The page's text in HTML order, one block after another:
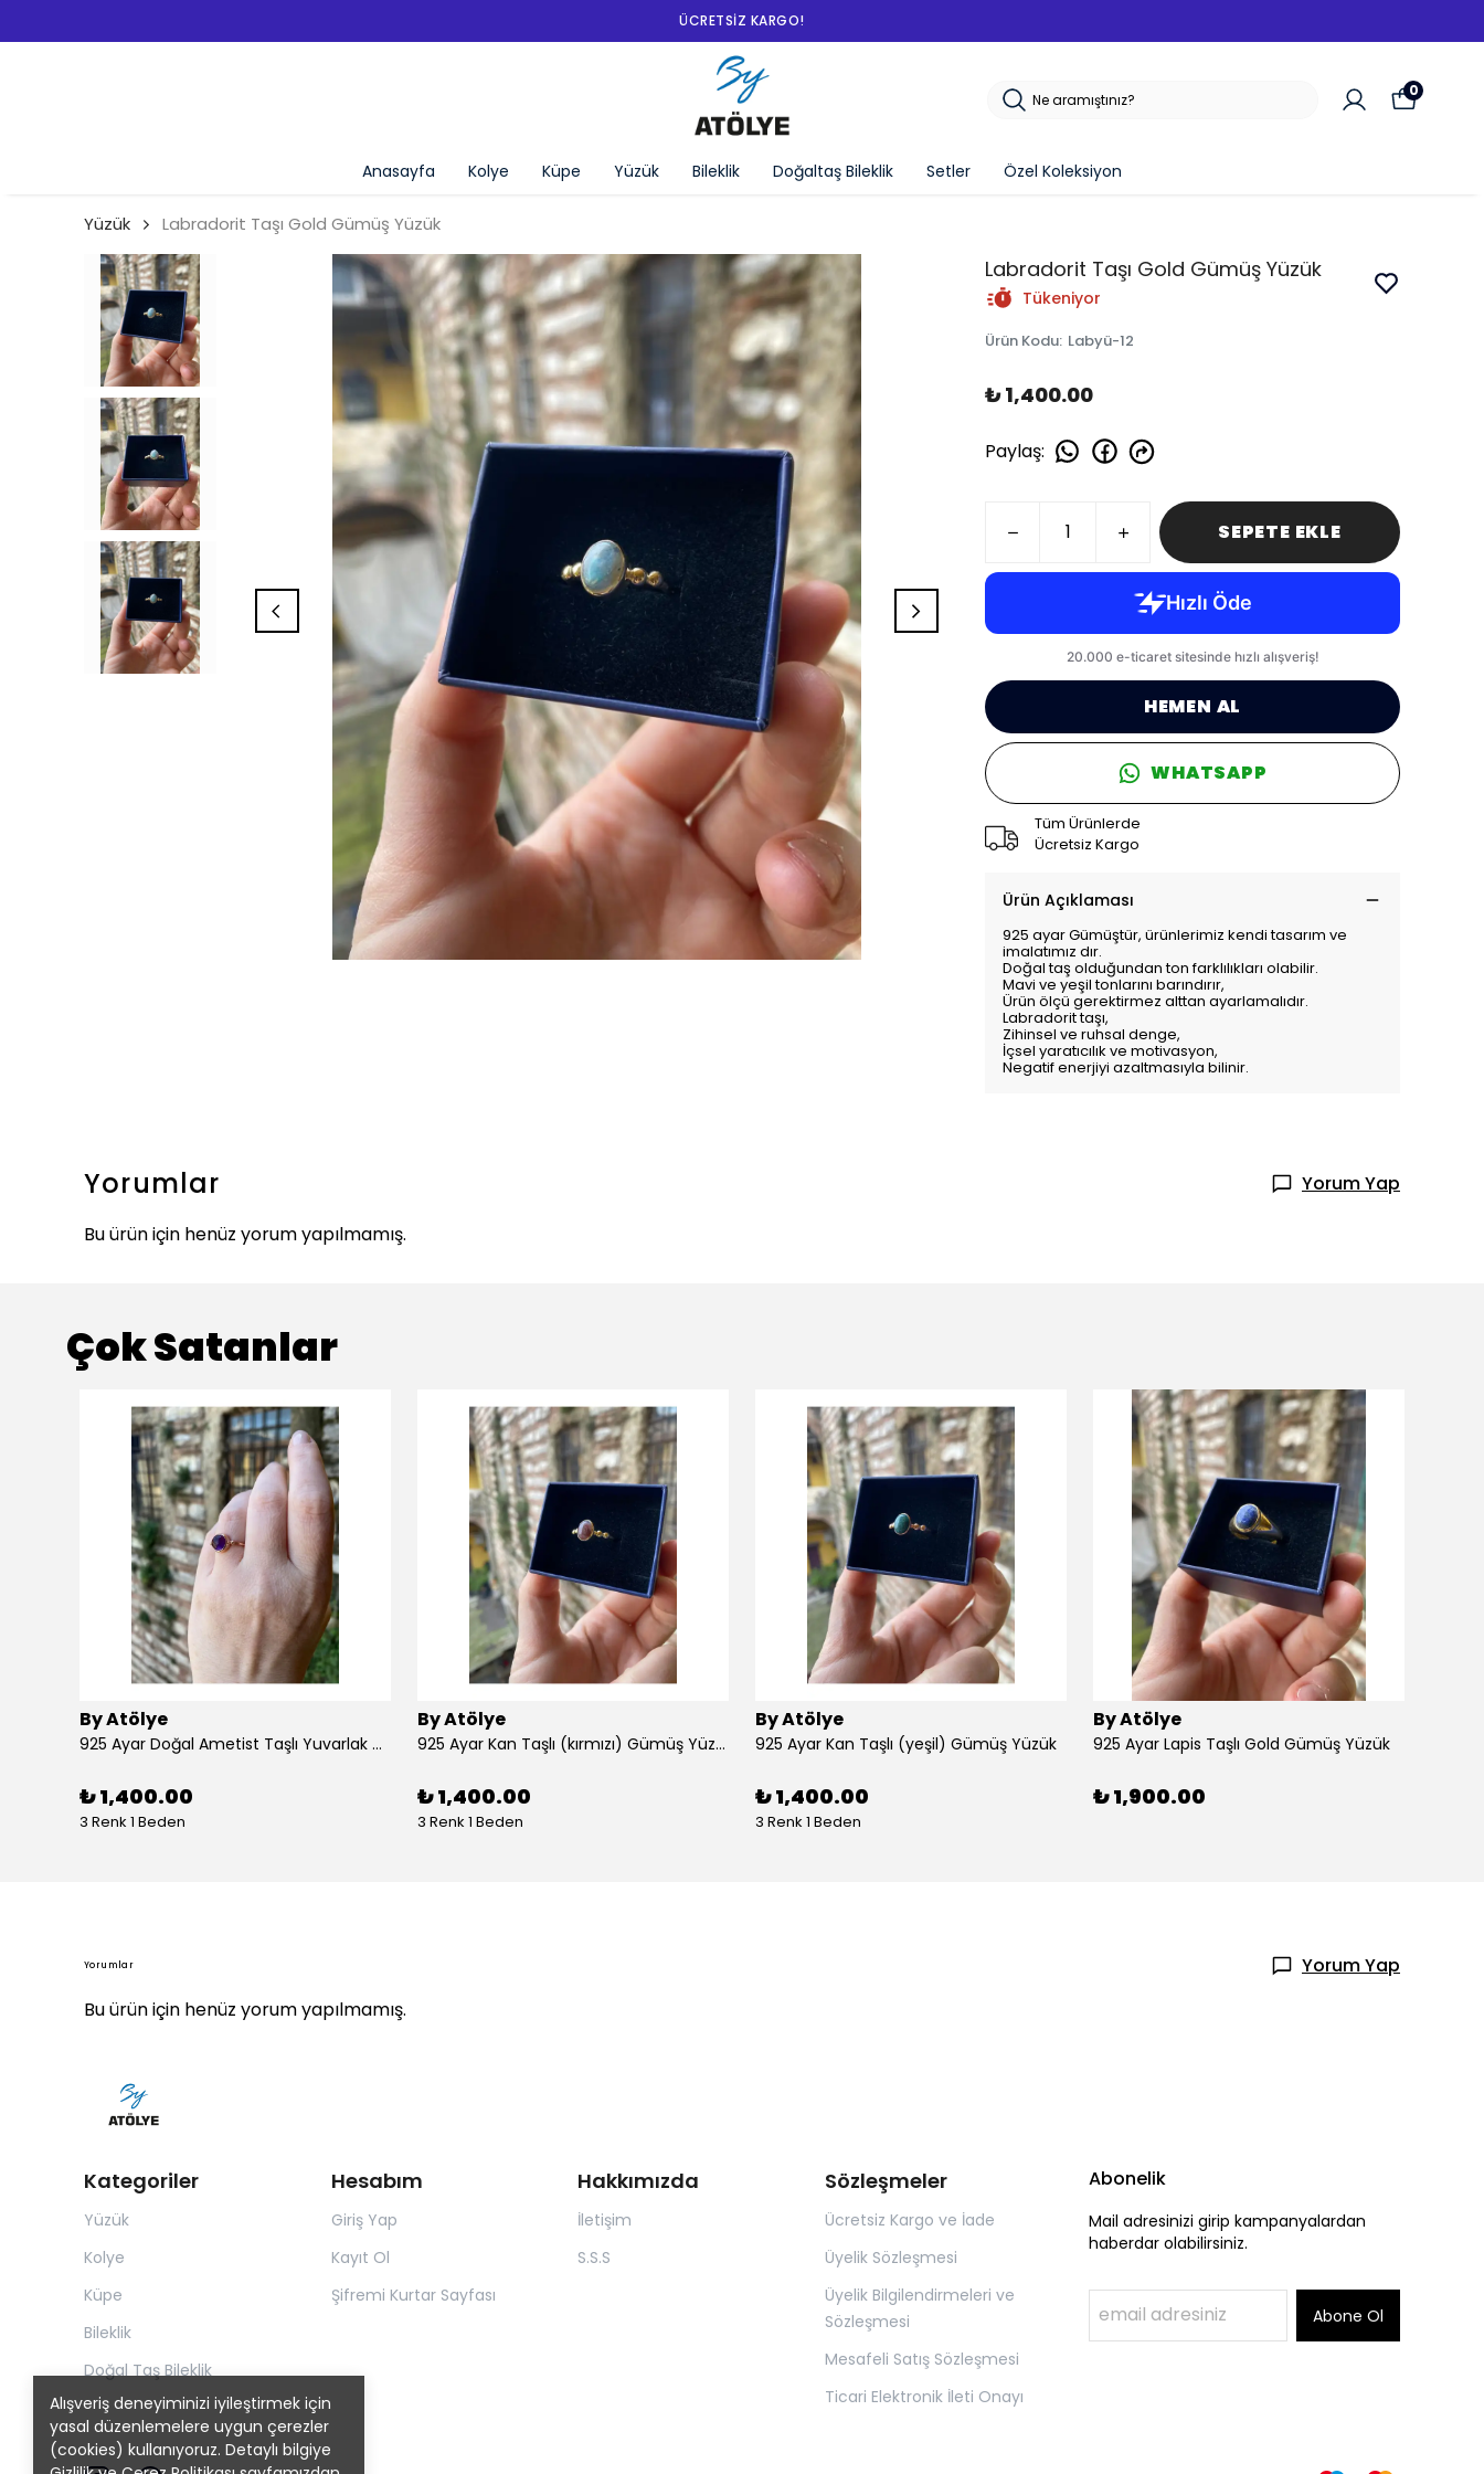
ÜCRETSIZ KARGO!
Anasayfa Kolye Küpe Yüzük Bileklik Doğaltaş Bileklik Setler Özel Koleksiyon
0
Alışveriş deneyiminizi iyileştirmek için
yasal düzenlemelere uygun çerezler
(cookies) kullanıyoruz. Detaylı bilgiye
Yüzük Labradorit Taşı Gold Gümüş Yüzük
Labradorit Taşı Gold Gümüş Yüzük
Tükeniyor
Ürün Kodu: Labyü-12
₺ 1,400.00
Paylaş:
SEPETE EKLE
HEMEN AL
WHATSAPP
Tüm Ürünlerde
Ücretsiz Kargo
Ürün Açıklaması
925 ayar Gümüştür, ürünlerimiz kendi tasarım ve
imalatımız dır.
Doğal taş olduğundan ton farklılıkları olabilir.
Mavi ve yeşil tonlarını barındırır,
Ürün ölçü gerektirmez alttan ayarlamalıdır.
Labradorit taşı,
Zihinsel ve ruhsal denge,
İçsel yaratıcılık ve motivasyon,
Negatif enerjiyi azaltmasıyla bilinir.
Yorumlar
Yorum Yap
Bu ürün için henüz yorum yapılmamış.
Çok Satanlar
By Atölye
925 Ayar Doğal Ametist Taşlı Yuvarlak Gümüş Yüzük
₺ 1,400.00
3 Renk 1 Beden
By Atölye
925 Ayar Kan Taşlı (kırmızı) Gümüş Yüzük
₺ 1,400.00
3 Renk 1 Beden
By Atölye
925 Ayar Kan Taşlı (yeşil) Gümüş Yüzük
₺ 1,400.00
3 Renk 1 Beden
By Atölye
925 Ayar Lapis Taşlı Gold Gümüş Yüzük
₺ 1,900.00
Yorumlar
Yorum Yap
Bu ürün için henüz yorum yapılmamış.
Kategoriler
Yüzük
Kolye
Küpe
Bileklik
Doğal Taş Bileklik
Hesabım
Giriş Yap
Kayıt Ol
Şifremi Kurtar Sayfası
Hakkımızda
İletişim
S.S.S
Sözleşmeler
Ücretsiz Kargo ve İade
Üyelik Sözleşmesi
Üyelik Bilgilendirmeleri ve
Sözleşmesi
Mesafeli Satış Sözleşmesi
Ticari Elektronik İleti Onayı
Abonelik
Mail adresinizi girip kampanyalardan
haberdar olabilirsiniz.
Abone Ol